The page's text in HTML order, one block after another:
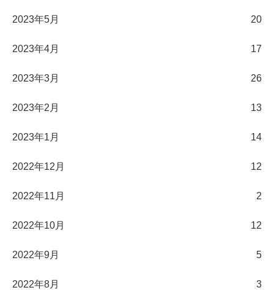
2023年5月 20
2023年4月 17
2023年3月 26
2023年2月 13
2023年1月 14
2022年12月 12
2022年11月 2
2022年10月 12
2022年9月 5
2022年8月 3